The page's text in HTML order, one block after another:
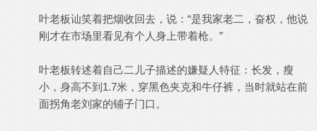
叶老板讪笑着把烟收回去，说：“是我家老二，奋权，他说
刚才在市场里看见有个人身上带着枪。”
叶老板转述着自己二儿子描述的嫌疑人特征：长发，瘦
小，身高不到1.7米，穿黑色夹克和牛仔裤，当时就站在前
面拐角老刘家的铺子门口。